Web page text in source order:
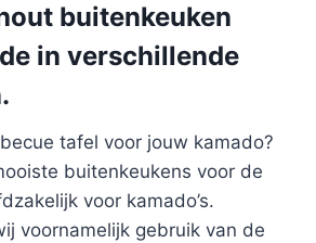
buitenkeuken
in verschillende
tafel voor jouw kamado?
buitenkeukens voor de
voor kamado’s.
voornamelijk gebruik van de